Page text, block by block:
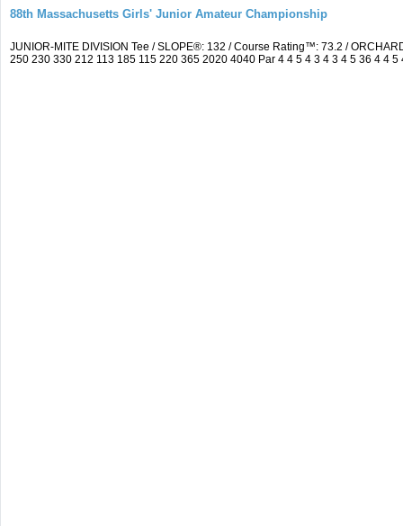
88th Massachusetts Girls' Junior Amateur Championship
JUNIOR-MITE DIVISION Tee / SLOPE®: 132 / Course Rating™: 73.2 /
250 230 330 212 113 185 115 220 365 2020 4040 Par 4 4 5 4 3 4 3 4 5 36 4 4 5